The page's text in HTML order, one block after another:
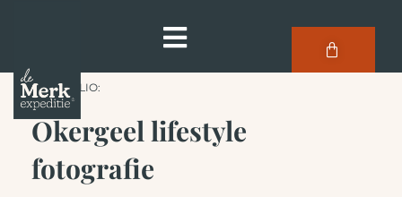
PORTFOLIO:
Okergeel lifestyle
fotografie